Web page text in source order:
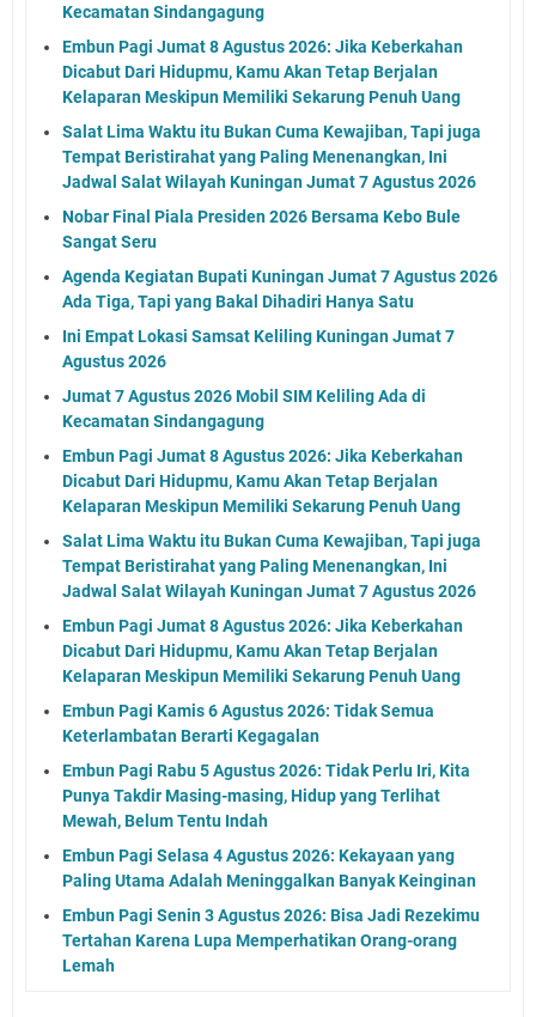
Kecamatan Sindangagung
Embun Pagi Jumat 8 Agustus 2026: Jika Keberkahan
Dicabut Dari Hidupmu, Kamu Akan Tetap Berjalan
Kelaparan Meskipun Memiliki Sekarung Penuh Uang
Salat Lima Waktu itu Bukan Cuma Kewajiban, Tapi juga
Tempat Beristirahat yang Paling Menenangkan, Ini
Jadwal Salat Wilayah Kuningan Jumat 7 Agustus 2026
Nobar Final Piala Presiden 2026 Bersama Kebo Bule
Sangat Seru
Agenda Kegiatan Bupati Kuningan Jumat 7 Agustus 2026
Ada Tiga, Tapi yang Bakal Dihadiri Hanya Satu
Ini Empat Lokasi Samsat Keliling Kuningan Jumat 7
Agustus 2026
Jumat 7 Agustus 2026 Mobil SIM Keliling Ada di
Kecamatan Sindangagung
Embun Pagi Jumat 8 Agustus 2026: Jika Keberkahan
Dicabut Dari Hidupmu, Kamu Akan Tetap Berjalan
Kelaparan Meskipun Memiliki Sekarung Penuh Uang
Salat Lima Waktu itu Bukan Cuma Kewajiban, Tapi juga
Tempat Beristirahat yang Paling Menenangkan, Ini
Jadwal Salat Wilayah Kuningan Jumat 7 Agustus 2026
Embun Pagi Jumat 8 Agustus 2026: Jika Keberkahan
Dicabut Dari Hidupmu, Kamu Akan Tetap Berjalan
Kelaparan Meskipun Memiliki Sekarung Penuh Uang
Embun Pagi Kamis 6 Agustus 2026: Tidak Semua
Keterlambatan Berarti Kegagalan
Embun Pagi Rabu 5 Agustus 2026: Tidak Perlu Iri, Kita
Punya Takdir Masing-masing, Hidup yang Terlihat
Mewah, Belum Tentu Indah
Embun Pagi Selasa 4 Agustus 2026: Kekayaan yang
Paling Utama Adalah Meninggalkan Banyak Keinginan
Embun Pagi Senin 3 Agustus 2026: Bisa Jadi Rezekimu
Tertahan Karena Lupa Memperhatikan Orang-orang
Lemah